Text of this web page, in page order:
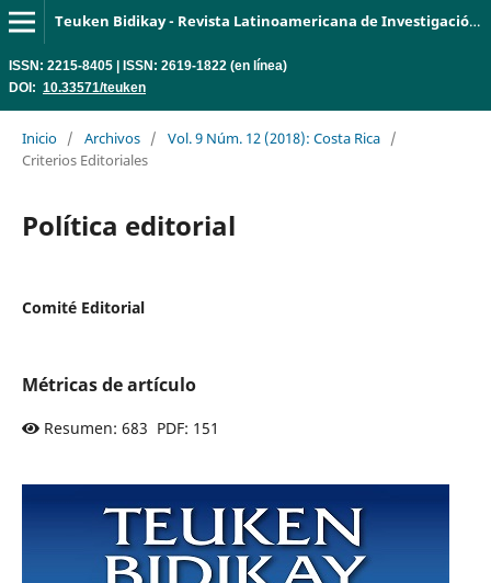
Teuken Bidikay - Revista Latinoamericana de Investigación en Organizaciones, Ambiente y Sociedad
ISSN: 2215-8405 | ISSN: 2619-1822 (en línea)
DOI: 10.33571/teuken
Inicio / Archivos / Vol. 9 Núm. 12 (2018): Costa Rica /
Criterios Editoriales
Política editorial
Comité Editorial
Métricas de artículo
Resumen: 683 PDF: 151